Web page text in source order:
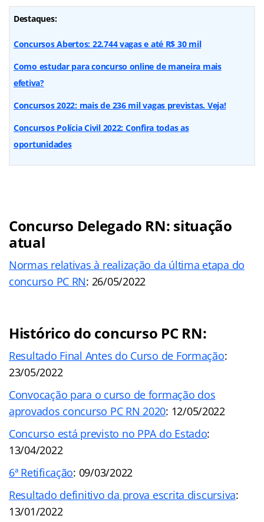
Destaques:
Concursos Abertos: 22.744 vagas e até R$ 30 mil
Como estudar para concurso online de maneira mais
efetiva?
Concursos 2022: mais de 236 mil vagas previstas. Veja!
Concursos Polícia Civil 2022: Confira todas as
oportunidades
Concurso Delegado RN: situação
atual
Normas relativas à realização da última etapa do
concurso PC RN: 26/05/2022
Histórico do concurso PC RN:
Resultado Final Antes do Curso de Formação:
23/05/2022
Convocação para o curso de formação dos
aprovados concurso PC RN 2020: 12/05/2022
Concurso está previsto no PPA do Estado:
13/04/2022
6ª Retificação: 09/03/2022
Resultado definitivo da prova escrita discursiva:
13/01/2022